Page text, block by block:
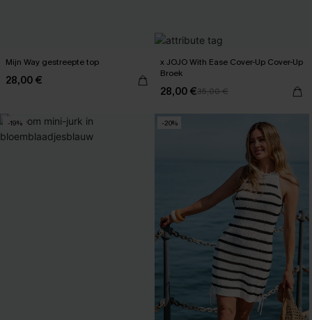
Mijn Way gestreepte top
28,00 €
x JOJO With Ease Cover-Up Cover-Up
Broek
28,00 €35,00 €
-19% -20%